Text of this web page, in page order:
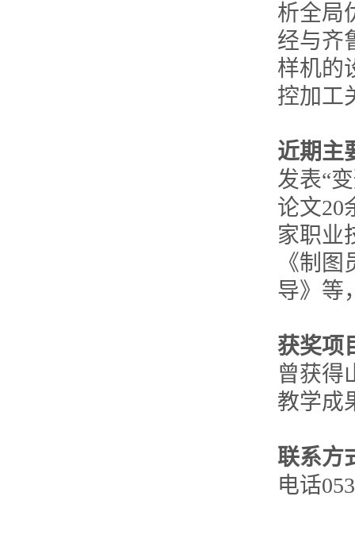
析全局
经与齐
样机的
控加工
近期主
发表“
论文20
家职业
《制
导》等
获奖项
曾获得
教学成
联系方
电话